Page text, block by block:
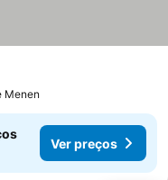
Menen
Ver preços